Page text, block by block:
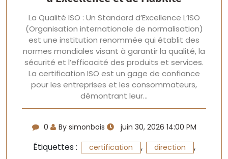
La Qualité ISO : Un Standard d’Excellence L’ISO
(Organisation internationale de normalisation)
est une institution renommée qui établit des
normes mondiales visant à garantir la qualité, la
sécurité et l’efficacité des produits et services.
La certification ISO est un gage de confiance
pour les entreprises et les consommateurs,
démontrant leur…
0 By simonbois juin 30, 2026 14:00 PM
Étiquettes : certification , direction ,